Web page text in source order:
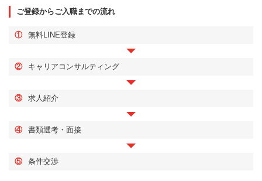
ご登録からご入職までの流れ
① 無料LINE登録
② キャリアコンサルティング
③ 求人紹介
④ 書類選考・面接
⑤ 条件交渉